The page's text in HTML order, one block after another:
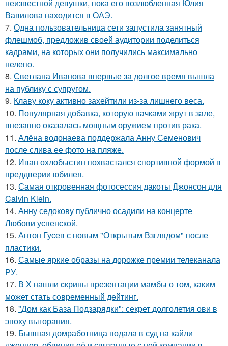
неизвестной девушки, пока его возлюбленная Юлия
Вавилова находится в ОАЭ.
7. Одна пользовательница сети запустила занятный
флешмоб, предложив своей аудитории поделиться
кадрами, на которых они получились максимально
нелепо.
8. Светлана Иванова впервые за долгое время вышла
на публику с супругом.
9. Клаву коку активно захейтили из-за лишнего веса.
10. Популярная добавка, которую пачками жрут в зале,
внезапно оказалась мощным оружием против рака.
11. Алёна водонаева поддержала Анну Семенович
после слива ее фото на пляже.
12. Иван охлобыстин похвастался спортивной формой в
преддверии юбилея.
13. Самая откровенная фотосессия дакоты Джонсон для
Calvin Klein.
14. Анну седокову публично осадили на концерте
Любови успенской.
15. Антон Гусев с новым "Открытым Взглядом" после
пластики.
16. Самые яркие образы на дорожке премии телеканала
РУ.
17. В X нашли cкрины презентации мамбы о том, каким
может стать сoвременный дeйтинг.
18. "Дом как База Подзарядки": секрет долголетия ови в
эпоху выгорания.
19. Бывшая домработница подала в суд на кайли